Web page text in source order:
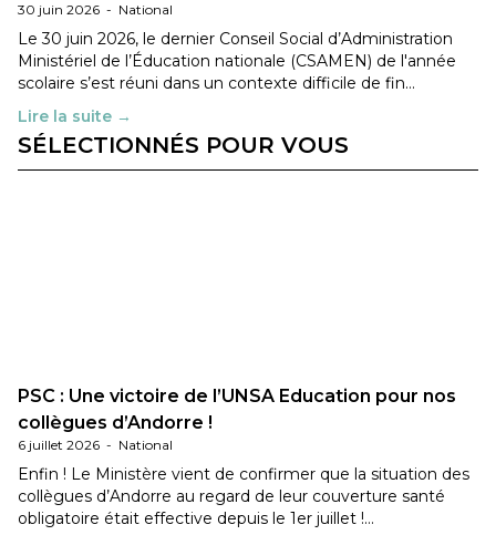
30 juin 2026 - National
Le 30 juin 2026, le dernier Conseil Social d’Administration
Ministériel de l’Éducation nationale (CSAMEN) de l'année
scolaire s’est réuni dans un contexte difficile de fin…
Lire la suite →
SÉLECTIONNÉS POUR VOUS
PSC : Une victoire de l’UNSA Education pour nos
collègues d’Andorre !
6 juillet 2026 - National
Enfin ! Le Ministère vient de confirmer que la situation des
collègues d’Andorre au regard de leur couverture santé
obligatoire était effective depuis le 1er juillet !…